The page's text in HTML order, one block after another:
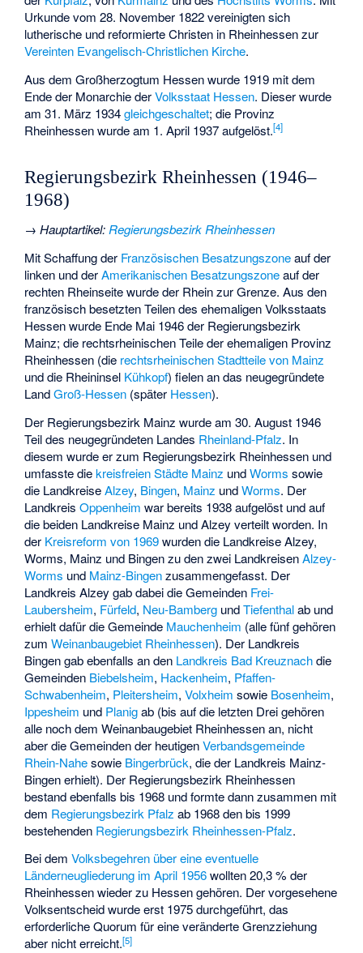
Urkunde vom 28. November 1822 vereinigten sich
lutherische und reformierte Christen in Rheinhessen zur
Vereinten Evangelisch-Christlichen Kirche.
Aus dem Großherzogtum Hessen wurde 1919 mit dem
Ende der Monarchie derVolksstaat Hessen. Dieser wurde
am 31. März 1934gleichgeschaltet; die Provinz
Rheinhessen wurde am 1. April 1937 aufgelöst.[4]
Regierungsbezirk Rheinhessen (1946–
1968)
→Hauptartikel:Regierungsbezirk Rheinhessen
Mit Schaffung der Französischen Besatzungszoneauf der
linken und derAmerikanischen Besatzungszoneauf der
rechten Rheinseite wurde der Rhein zur Grenze. Aus den
französisch besetzten Teilen des ehemaligen Volksstaats
Hessen wurde Ende Mai 1946 der Regierungsbezirk
Mainz; die rechtsrheinischen Teile der ehemaligen Provinz
Rheinhessen (die rechtsrheinischen Stadtteile von Mainz
und die Rheininsel Kühkopf) fielen an das neugegründete
LandGroß-Hessen (später Hessen).
Der Regierungsbezirk Mainz wurde am 30. August 1946
Teil des neugegründeten Landes Rheinland-Pfalz. In
diesem wurde er zum Regierungsbezirk Rheinhessen und
umfasste diekreisfreien Städte Mainz undWorms sowie
die LandkreiseAlzey, Bingen, Mainz undWorms. Der
LandkreisOppenheim war bereits 1938 aufgelöst und auf
die beiden Landkreise Mainz und Alzey verteilt worden. In
der Kreisreform von 1969wurden die Landkreise Alzey,
Worms, Mainz und Bingen zu den zwei LandkreisenAlzey-
Worms und Mainz-Bingenzusammengefasst. Der
Landkreis Alzey gab dabei die Gemeinden Frei-
Laubersheim, Fürfeld, Neu-Bamberg undTiefenthalab und
erhielt dafür die Gemeinde Mauchenheim (alle fünf gehören
zumWeinanbaugebiet Rheinhessen). Der Landkreis
Bingen gab ebenfalls an den Landkreis Bad Kreuznachdie
Gemeinden Biebelsheim, Hackenheim, Pfaffen-
Schwabenheim, Pleitersheim,Volxheim sowie Bosenheim,
Ippesheim und Planigab (bis auf die letzten Drei gehören
alle noch dem Weinanbaugebiet Rheinhessen an, nicht
aber die Gemeinden der heutigenVerbandsgemeinde
Rhein-Nahesowie Bingerbrück, die der Landkreis Mainz-
Bingen erhielt). Der Regierungsbezirk Rheinhessen
bestand ebenfalls bis 1968 und formte dann zusammen mit
dem Regierungsbezirk Pfalz ab 1968 den bis 1999
bestehenden Regierungsbezirk Rheinhessen-Pfalz.
Bei demVolksbegehren über eine eventuelle
Länderneugliederung im April 1956wollten 20,3 % der
Rheinhessen wieder zu Hessen gehören. Der vorgesehene
Volksentscheid wurde erst 1975 durchgeführt, das
erforderliche Quorum für eine veränderte Grenzziehung
aber nicht erreicht.[5]